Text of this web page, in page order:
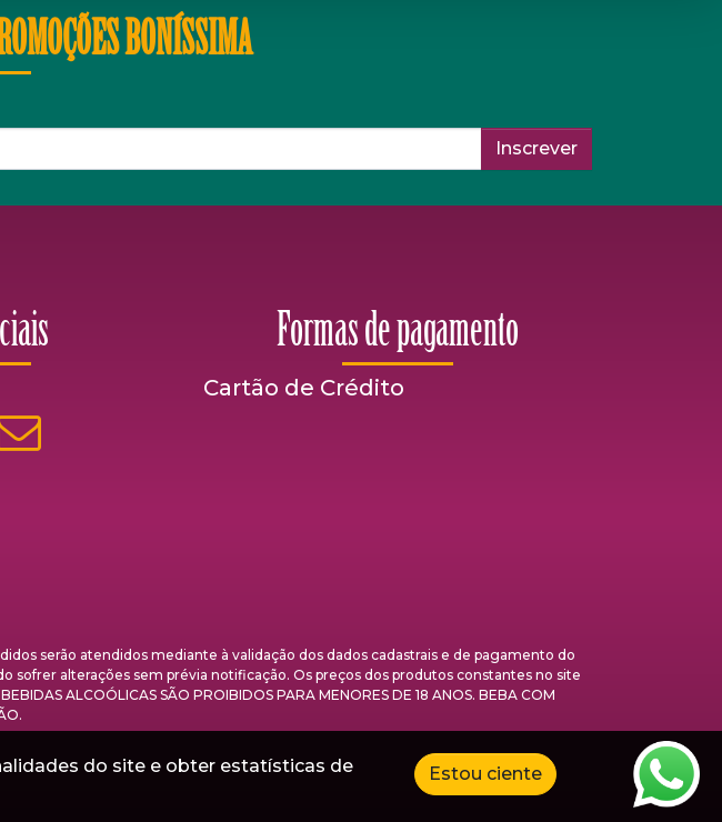
BONÍSSIMA
Inscrever
Formas de pagamento
Cartão de Crédito
serão atendidos mediante à validação dos dados cadastrais e de pagamento do
sofrer alterações sem prévia notificação. Os preços dos produtos constantes no site
ALCOÓLICAS SÃO PROIBIDOS PARA MENORES DE 18 ANOS. BEBA COM
do site e obter estatísticas de
Estou ciente